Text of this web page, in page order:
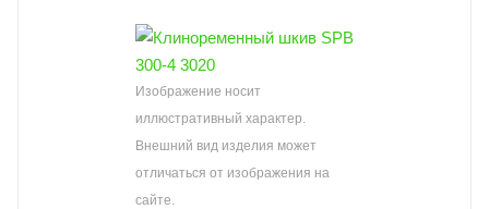
Изображение носит
иллюстративный характер.
Внешний вид изделия может
отличаться от изображения на
сайте.